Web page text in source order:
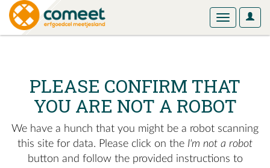
User
Toggle
PLEASE CONFIRM THAT
YOU ARE NOT A ROBOT
We have a hunch that you might be a robot scanning
this site for data. Please click on the I'm not a robot
button and follow the provided instructions to